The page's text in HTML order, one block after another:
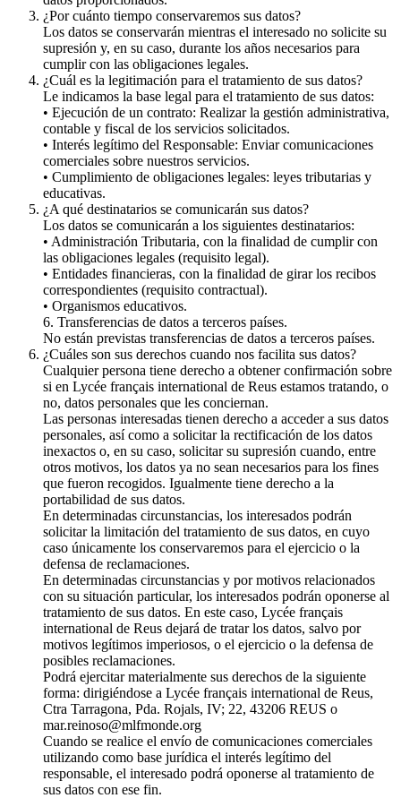
¿Por cuánto tiempo conservaremos sus datos?
Los datos se conservarán mientras el interesado no solicite su
supresión y, en su caso, durante los años necesarios para
cumplir con las obligaciones legales.
¿Cuál es la legitimación para el tratamiento de sus datos?
Le indicamos la base legal para el tratamiento de sus datos:
• Ejecución de un contrato: Realizar la gestión administrativa,
contable y fiscal de los servicios solicitados.
• Interés legítimo del Responsable: Enviar comunicaciones
comerciales sobre nuestros servicios.
• Cumplimiento de obligaciones legales: leyes tributarias y
educativas.
¿A qué destinatarios se comunicarán sus datos?
Los datos se comunicarán a los siguientes destinatarios:
• Administración Tributaria, con la finalidad de cumplir con
las obligaciones legales (requisito legal).
• Entidades financieras, con la finalidad de girar los recibos
correspondientes (requisito contractual).
• Organismos educativos.
6. Transferencias de datos a terceros países.
No están previstas transferencias de datos a terceros países.
¿Cuáles son sus derechos cuando nos facilita sus datos?
Cualquier persona tiene derecho a obtener confirmación sobre
si en Lycée français international de Reus estamos tratando, o
no, datos personales que les conciernan.
Las personas interesadas tienen derecho a acceder a sus datos
personales, así como a solicitar la rectificación de los datos
inexactos o, en su caso, solicitar su supresión cuando, entre
otros motivos, los datos ya no sean necesarios para los fines
que fueron recogidos. Igualmente tiene derecho a la
portabilidad de sus datos.
En determinadas circunstancias, los interesados podrán
solicitar la limitación del tratamiento de sus datos, en cuyo
caso únicamente los conservaremos para el ejercicio o la
defensa de reclamaciones.
En determinadas circunstancias y por motivos relacionados
con su situación particular, los interesados podrán oponerse al
tratamiento de sus datos. En este caso, Lycée français
international de Reus dejará de tratar los datos, salvo por
motivos legítimos imperiosos, o el ejercicio o la defensa de
posibles reclamaciones.
Podrá ejercitar materialmente sus derechos de la siguiente
forma: dirigiéndose a Lycée français international de Reus,
Ctra Tarragona, Pda. Rojals, IV; 22, 43206 REUS o
mar.reinoso@mlfmonde.org
Cuando se realice el envío de comunicaciones comerciales
utilizando como base jurídica el interés legítimo del
responsable, el interesado podrá oponerse al tratamiento de
sus datos con ese fin.